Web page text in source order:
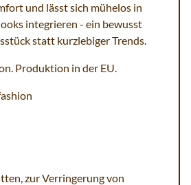
und lässt sich mühelos in
integrieren - ein bewusst
statt kurzlebiger Trends.
Produktion in der EU.
zur Verringerung von